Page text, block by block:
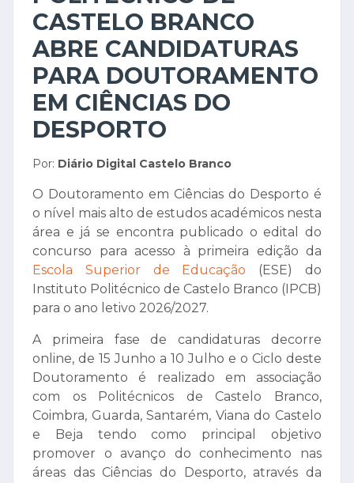
CASTELO BRANCO
ABRE CANDIDATURAS
PARA DOUTORAMENTO
EM CIÊNCIAS DO
DESPORTO
Por: Diário Digital Castelo Branco
O Doutoramento em Ciências do Desporto é
o nível mais alto de estudos académicos nesta
área e já se encontra publicado o edital do
concurso para acesso à primeira edição da
Escola Superior de Educação (ESE) do
Instituto Politécnico de Castelo Branco (IPCB)
para o ano letivo 2026/2027.
A primeira fase de candidaturas decorre
online, de 15 Junho a 10 Julho e o Ciclo deste
Doutoramento é realizado em associação
com os Politécnicos de Castelo Branco,
Coimbra, Guarda, Santarém, Viana do Castelo
e Beja tendo como principal objetivo
promover o avanço do conhecimento nas
áreas das Ciências do Desporto, através da